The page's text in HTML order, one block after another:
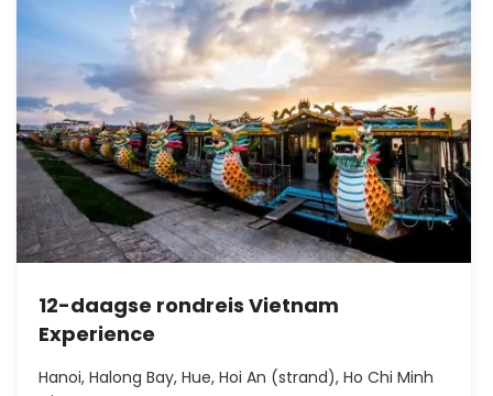
12-daagse rondreis Vietnam
Experience
Hanoi, Halong Bay, Hue, Hoi An (strand), Ho Chi Minh